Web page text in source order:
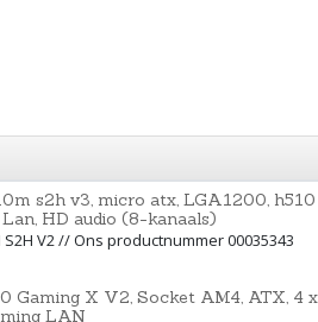
s2h v3, micro atx, LGA1200,
Lan, HD audio (8-kanaals)
S2H V2 // Ons productnummer 00035343
Gaming X V2, Socket AM4, ATX, 4
LAN